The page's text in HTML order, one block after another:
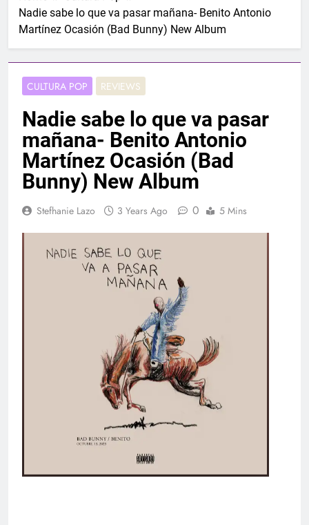
Nadie sabe lo que va pasar mañana- Benito Antonio
Martínez Ocasión (Bad Bunny) New Album
CULTURA POP REVIEWS
Nadie sabe lo que va pasar
mañana- Benito Antonio
Martínez Ocasión (Bad
Bunny) New Album
Stefhanie Lazo 3 Years Ago 0 5 Mins